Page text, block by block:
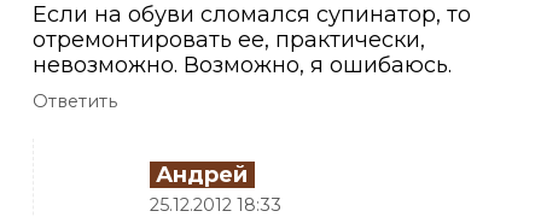
Если на обуви сломался супинатор, то
отремонтировать ее, практически,
невозможно. Возможно, я ошибаюсь.
Ответить
Андрей
25.12.2012 18:33